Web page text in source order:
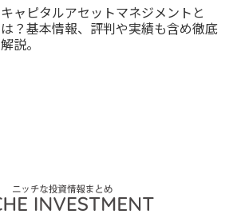
キャピタルアセットマネジメントと
は？基本情報、評判や実績も含め徹底
解説。